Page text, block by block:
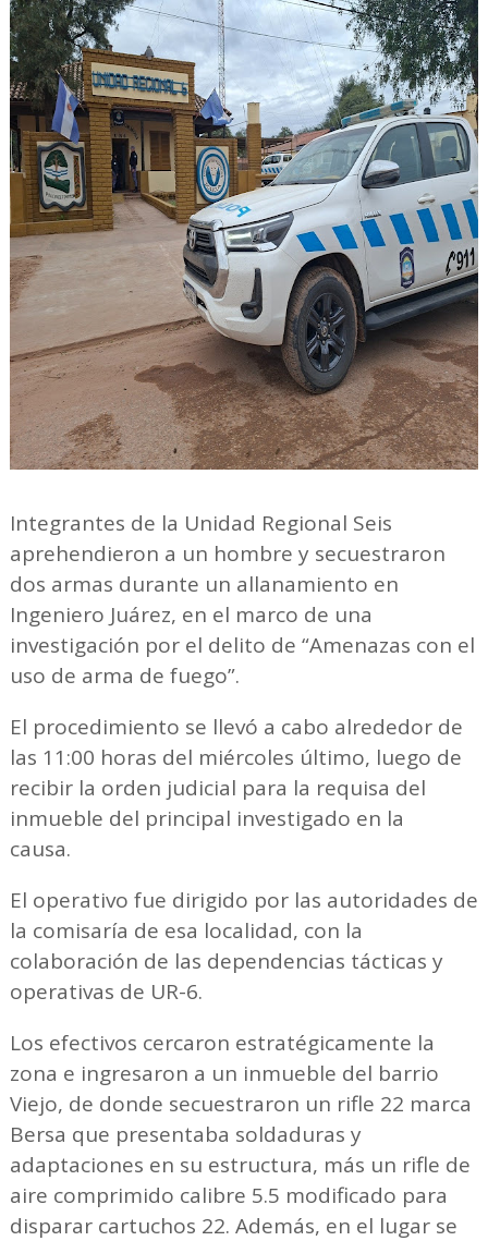
Integrantes de la Unidad Regional Seis
aprehendieron a un hombre y secuestraron
dos armas durante un allanamiento en
Ingeniero Juárez, en el marco de una
investigación por el delito de “Amenazas con el
uso de arma de fuego”.
El procedimiento se llevó a cabo alrededor de
las 11:00 horas del miércoles último, luego de
recibir la orden judicial para la requisa del
inmueble del principal investigado en la
causa.
El operativo fue dirigido por las autoridades de
la comisaría de esa localidad, con la
colaboración de las dependencias tácticas y
operativas de UR-6.
Los efectivos cercaron estratégicamente la
zona e ingresaron a un inmueble del barrio
Viejo, de donde secuestraron un rifle 22 marca
Bersa que presentaba soldaduras y
adaptaciones en su estructura, más un rifle de
aire comprimido calibre 5.5 modificado para
disparar cartuchos 22. Además, en el lugar se